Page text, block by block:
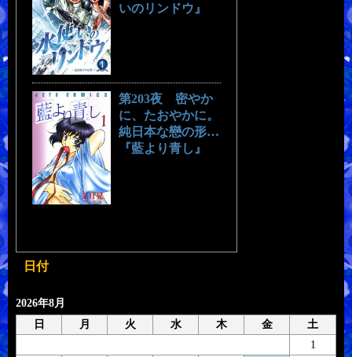
いのリンドウ』
第203夜 密やか
に、たおやかに。
純日本な戀の形…
『藍より青し』
日付
2026年8月
日
月 火 水 木 金
土
1